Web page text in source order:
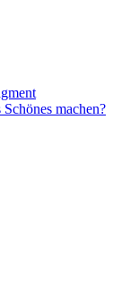
machen?